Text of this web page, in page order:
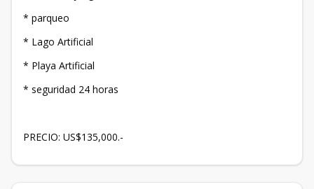
* parqueo
* Lago Artificial
* Playa Artificial
* seguridad 24 horas
PRECIO: US$135,000.-